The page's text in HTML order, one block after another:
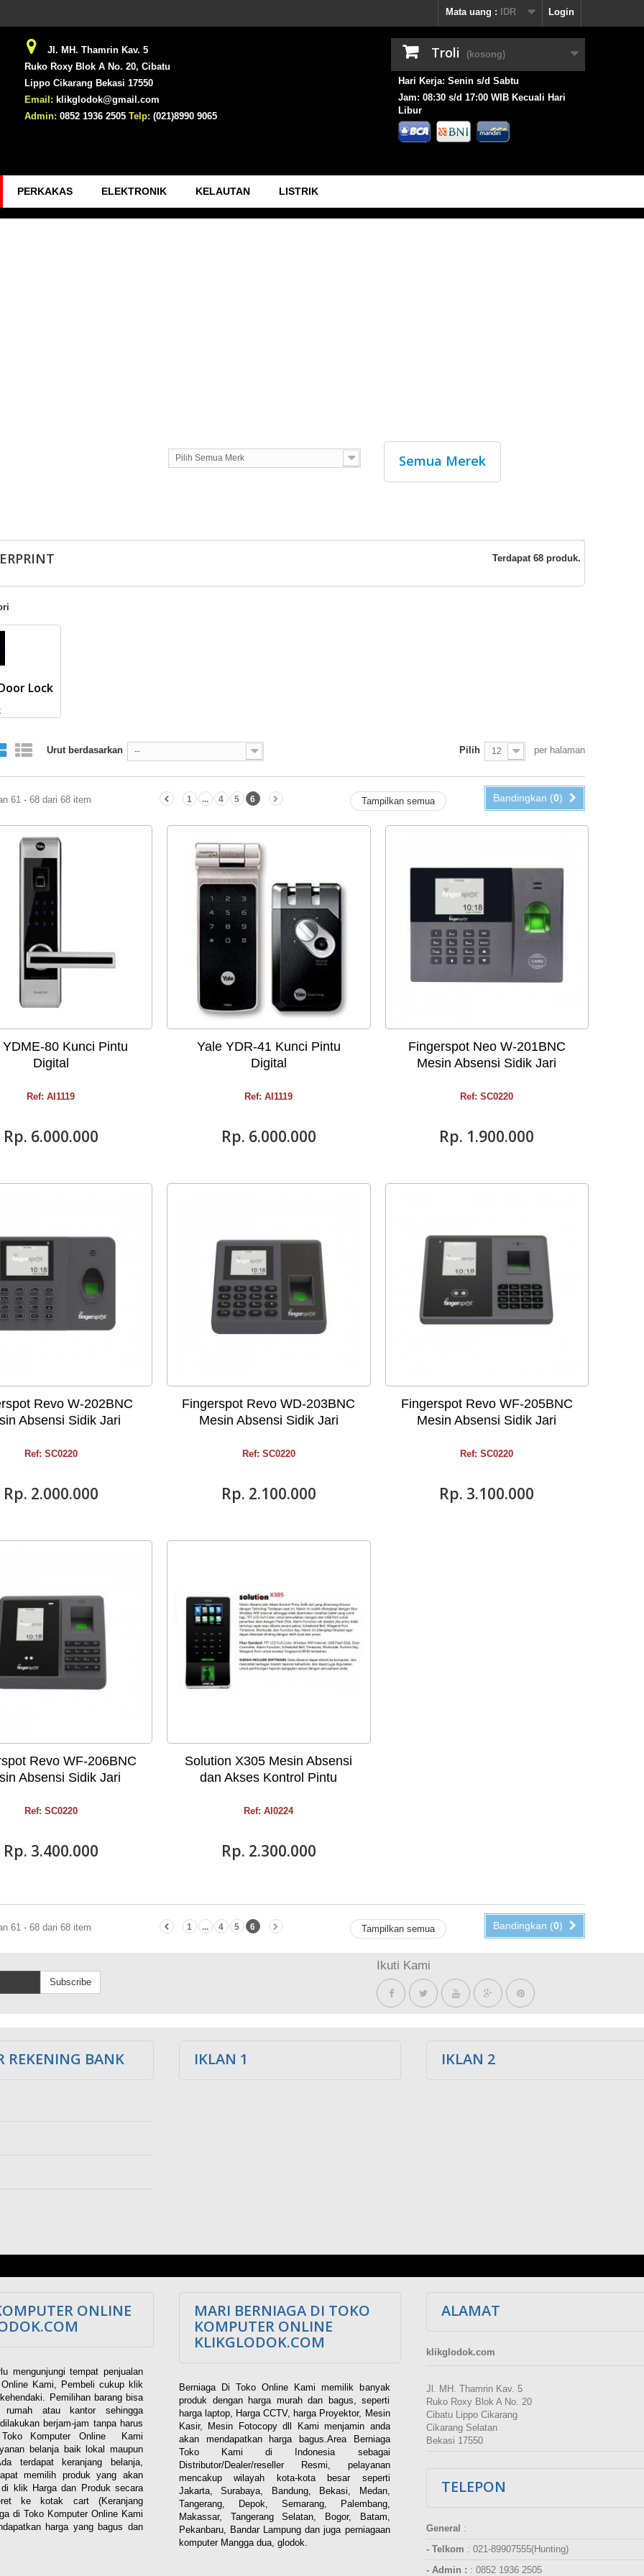
Login
Mata uang : IDR
Jl. MH. Thamrin Kav. 5
Ruko Roxy Blok A No. 20, Cibatu
Lippo Cikarang Bekasi 17550
Email: klikglodok@gmail.com
Admin: 0852 1936 2505 Telp: (021)8990 9065
Troli (kosong)
Hari Kerja: Senin s/d Sabtu
Jam: 08:30 s/d 17:00 WIB Kecuali Hari
Libur
PERKAKAS ELEKTRONIK KELAUTAN LISTRIK
Pilih Semua Merk Semua Merek
Terdapat 68 produk.
Lock
Urut berdasarkan -- Pilih 12 per halaman
Bandingkan (0)
Tampilkan semua
1 ... 4 5 6
61 - 68 dari 68 item
YDME-80 Kunci Pintu
Digital
Ref: AI1119
Rp‎. 6.000.000
Yale YDR-41 Kunci Pintu
Digital
Ref: AI1119
Rp‎. 6.000.000
Fingerspot Neo W-201BNC
Mesin Absensi Sidik Jari
Ref: SC0220
Rp‎. 1.900.000
Revo W-202BNC
Absensi Sidik Jari
Ref: SC0220
Rp‎. 2.000.000
Fingerspot Revo WD-203BNC
Mesin Absensi Sidik Jari
Ref: SC0220
Rp‎. 2.100.000
Fingerspot Revo WF-205BNC
Mesin Absensi Sidik Jari
Ref: SC0220
Rp‎. 3.100.000
Revo WF-206BNC
Absensi Sidik Jari
Ref: SC0220
Rp‎. 3.400.000
Solution X305 Mesin Absensi
dan Akses Kontrol Pintu
Ref: AI0224
Rp‎. 2.300.000
Bandingkan (0)
Tampilkan semua
1 ... 4 5 6
61 - 68 dari 68 item
Subscribe
Ikuti Kami
REKENING BANK IKLAN 1 IKLAN 2
ONLINE
mengunjungi tempat penjualan
Kami, Pembeli cukup klik
Pemilihan barang bisa
rumah atau kantor sehingga
berjam-jam tanpa harus
Komputer Online Kami
belanja baik lokal maupun
terdapat keranjang belanja,
memilih produk yang akan
klik Harga dan Produk secara
ke kotak cart (Keranjang
di Toko Komputer Online Kami
harga yang bagus dan
MARI BERNIAGA DI TOKO
KOMPUTER ONLINE
KLIKGLODOK.COM
Berniaga Di Toko Online Kami memilik banyak
produk dengan harga murah dan bagus, seperti
harga laptop, Harga CCTV, harga Proyektor, Mesin
Kasir, Mesin Fotocopy dll Kami menjamin anda
akan mendapatkan harga bagus.Area Berniaga
Toko Kami di Indonesia sebagai
Distributor/Dealer/reseller Resmi, pelayanan
mencakup wilayah kota-kota besar seperti
Jakarta, Surabaya, Bandung, Bekasi, Medan,
Tangerang, Depok, Semarang, Palembang,
Makassar, Tangerang Selatan, Bogor, Batam,
Pekanbaru, Bandar Lampung dan juga perniagaan
komputer Mangga dua, glodok.
ALAMAT
klikglodok.com
Jl. MH. Thamrin Kav. 5
Ruko Roxy Blok A No. 20
Cibatu Lippo Cikarang
Cikarang Selatan
Bekasi 17550
TELEPON
General :
- Telkom : 021-89907555(Hunting)
- Admin : : 0852 1936 2505